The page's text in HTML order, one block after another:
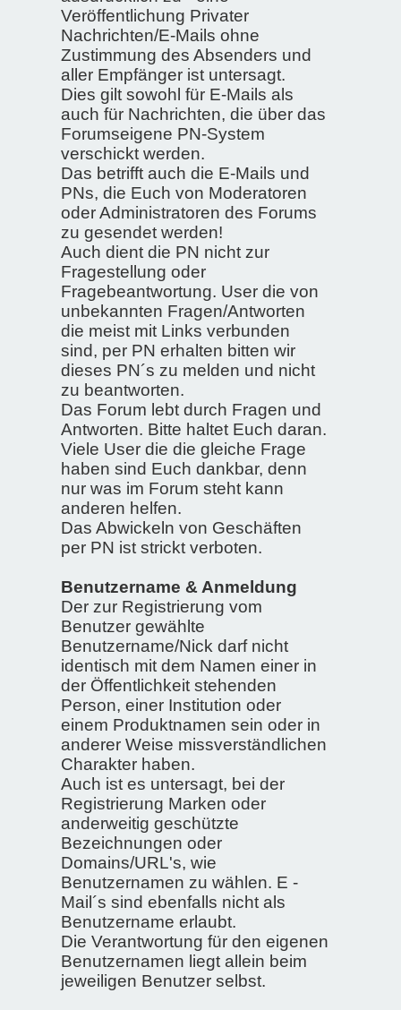
Veröffentlichung Privater
Nachrichten/E-Mails ohne
Zustimmung des Absenders und
aller Empfänger ist untersagt.
Dies gilt sowohl für E-Mails als
auch für Nachrichten, die über das
Forumseigene PN-System
verschickt werden.
Das betrifft auch die E-Mails und
PNs, die Euch von Moderatoren
oder Administratoren des Forums
zu gesendet werden!
Auch dient die PN nicht zur
Fragestellung oder
Fragebeantwortung. User die von
unbekannten Fragen/Antworten
die meist mit Links verbunden
sind, per PN erhalten bitten wir
dieses PN´s zu melden und nicht
zu beantworten.
Das Forum lebt durch Fragen und
Antworten. Bitte haltet Euch daran.
Viele User die die gleiche Frage
haben sind Euch dankbar, denn
nur was im Forum steht kann
anderen helfen.
Das Abwickeln von Geschäften
per PN ist strickt verboten.
Benutzername & Anmeldung
Der zur Registrierung vom
Benutzer gewählte
Benutzername/Nick darf nicht
identisch mit dem Namen einer in
der Öffentlichkeit stehenden
Person, einer Institution oder
einem Produktnamen sein oder in
anderer Weise missverständlichen
Charakter haben.
Auch ist es untersagt, bei der
Registrierung Marken oder
anderweitig geschützte
Bezeichnungen oder
Domains/URL's, wie
Benutzernamen zu wählen. E -
Mail´s sind ebenfalls nicht als
Benutzername erlaubt.
Die Verantwortung für den eigenen
Benutzernamen liegt allein beim
jeweiligen Benutzer selbst.